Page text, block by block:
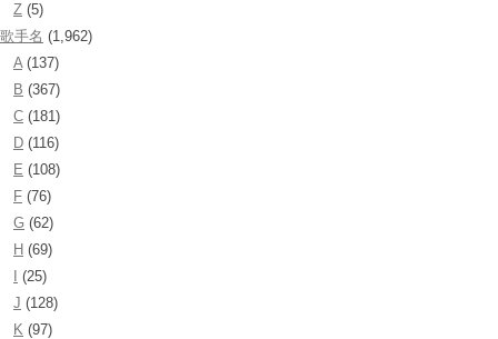
Z (5)
歌手名 (1,962)
A(137)
B (367)
C (181)
D (116)
E (108)
F (76)
G (62)
H (69)
(25)
J (128)
K (97)